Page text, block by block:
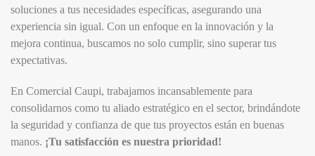
soluciones a tus necesidades específicas, asegurando una
experiencia sin igual. Con un enfoque en la innovación y la
mejora continua, buscamos no solo cumplir, sino superar tus
expectativas.
En Comercial Caupi, trabajamos incansablemente para
consolidarnos como tu aliado estratégico en el sector, brindándote
la seguridad y confianza de que tus proyectos están en buenas
manos. ¡Tu satisfacción es nuestra prioridad!